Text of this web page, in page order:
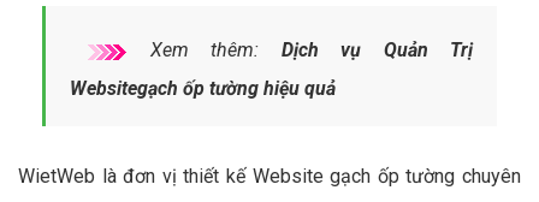
Xem thêm: Dịch vụ Quản Trị
Websitegạch ốp tường hiệu quả
WietWeb là đơn vị thiết kế Website gạch ốp tường chuyên